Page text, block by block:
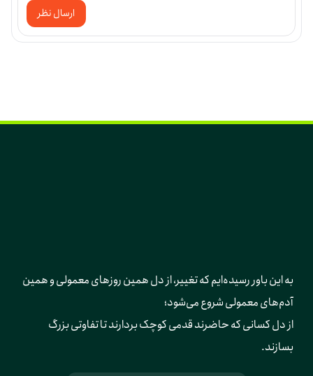
ارسال نظر
به این باور رسیده‌ایم که تغییر، از دل همین روزهای معمولی و همین
آدم‌های معمولی شروع می‌شود؛
از دل کسانی که حاضرند قدمی کوچک بردارند تا تفاوتی بزرگ
بسازند.